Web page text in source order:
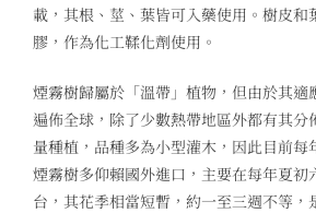
載，其根、莖、葉皆可入藥使用。樹皮和
膠，作為化工鞣化劑使用。
煙霧樹歸屬於「溫帶」植物，但由於其適
遍佈全球，除了少數熱帶地區外都有其分
量種植，品種多為小型灌木，因此目前每
煙霧樹多仰賴國外進口，主要在每年夏初
台，其花季相當短暫，約一至三週不等，